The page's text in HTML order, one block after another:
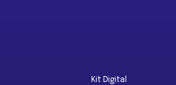
Kit Digital